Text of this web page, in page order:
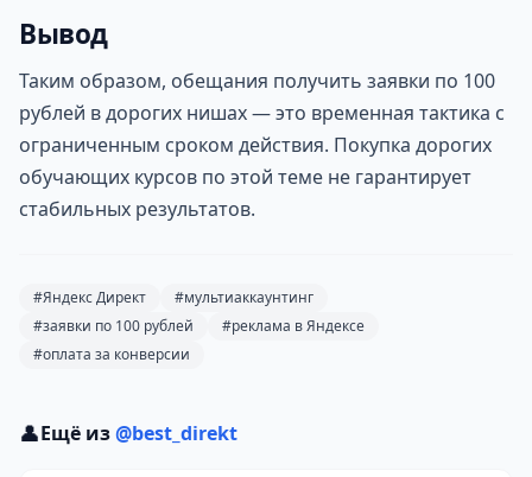
Вывод
Таким образом, обещания получить заявки по 100
рублей в дорогих нишах — это временная тактика с
ограниченным сроком действия. Покупка дорогих
обучающих курсов по этой теме не гарантирует
стабильных результатов.
#Яндекс Директ
#мультиаккаунтинг
#заявки по 100 рублей
#реклама в Яндексе
#оплата за конверсии
👤Ещё из@best_direkt